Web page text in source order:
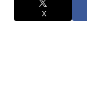
X